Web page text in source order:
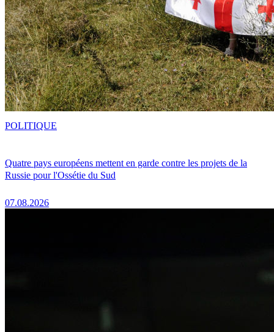
Quatre pays européens mettent en garde contre les projets de la
Russie pour l'Ossétie du Sud
07.08.2026
POLITIQUE